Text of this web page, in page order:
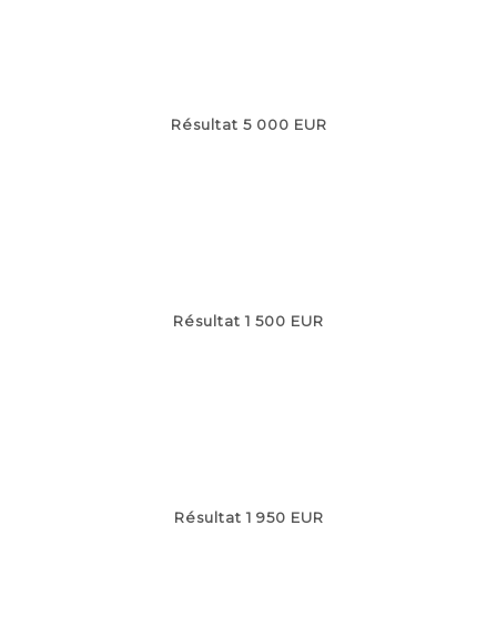
Résultat 5 000 EUR
Résultat 1 500 EUR
Résultat 1 950 EUR